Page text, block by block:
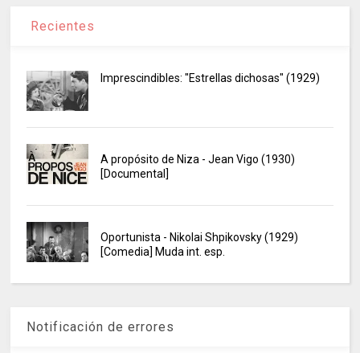
Recientes
Imprescindibles: "Estrellas dichosas" (1929)
A propósito de Niza - Jean Vigo (1930)
[Documental]
Oportunista - Nikolai Shpikovsky (1929)
[Comedia] Muda int. esp.
Notificación de errores